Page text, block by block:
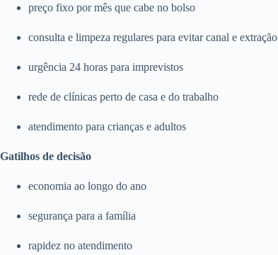
preço fixo por mês que cabe no bolso
consulta e limpeza regulares para evitar canal e extração
urgência 24 horas para imprevistos
rede de clínicas perto de casa e do trabalho
atendimento para crianças e adultos
Gatilhos de decisão
economia ao longo do ano
segurança para a família
rapidez no atendimento